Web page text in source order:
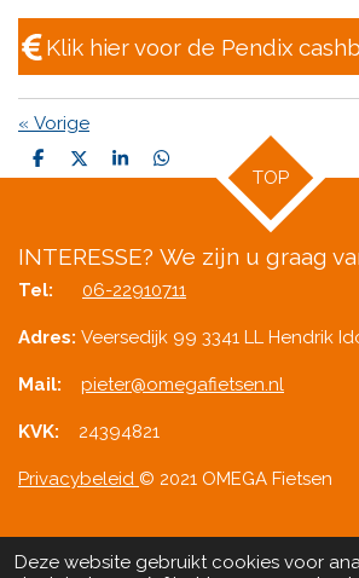
Deze website gebruikt cookies voor
Klik hier voor de Pendix
« Vorige
D
e
D
e
S
h
D
e
TOP
INTERESSE? We zijn u graag
Tel: 06-22910711
Adres: Veersedijk 99 3341 LL Hendrik
Mail: pieter@omegafietsen.nl
KVK: 24394821
Privacybeleid © 2021 OMEGA Fietsen
Delen Deel Share Pinnen Delen